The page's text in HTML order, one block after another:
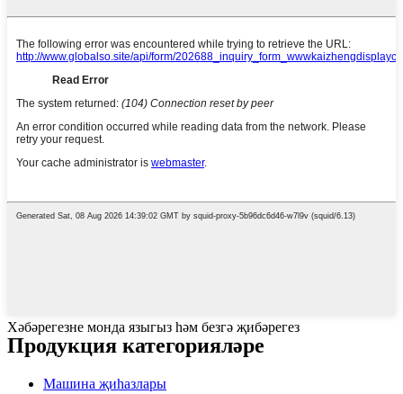
Хәбәрегезне монда языгыз һәм безгә җибәрегез
Продукция категорияләре
Машина җиһазлары